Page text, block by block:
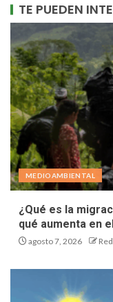
TE PUEDEN
MEDIOAMBIENTAL
¿Qué es la
qué aumenta en
agosto 7, 2026